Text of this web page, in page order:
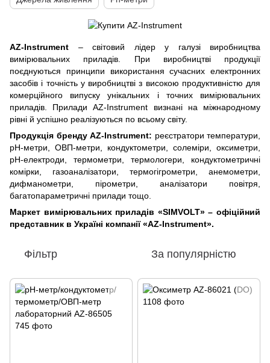
AZ-Instrument – світовий лідер у галузі виробництва
вимірювальних приладів. При виробництві продукції
поєднуються принципи використання сучасних електронних
засобів і точність у виробництві з високою продуктивністю для
комерційного випуску унікальних і точних вимірювальних
приладів. Прилади AZ-Instrument визнані на міжнародному
рівні й успішно реалізуються по всьому світу.
Продукція бренду AZ-Instrument: реєстратори температури,
pH-метри, ОВП-метри, кондуктометри, солеміри, оксиметри,
pH-електроди, термометри, термологери, кондуктометричні
комірки, газоаналізатори, термогігрометри, анемометри,
дифманометри, пірометри, аналізатори повітря,
багатопараметричні прилади тощо.
Маркет вимірювальних приладів «SIMVOLT» – офіційний
представник в Україні компанії «AZ-Instrument».
Фільтр За популярністю